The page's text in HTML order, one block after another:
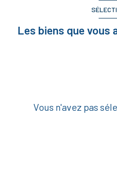
Les biens que vous
Vous n'avez pas